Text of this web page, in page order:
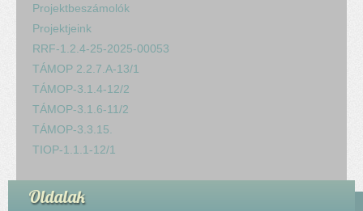
Projektbeszámolók
Projektjeink
RRF-1.2.4-25-2025-00053
TÁMOP 2.2.7.A-13/1
TÁMOP-3.1.4-12/2
TÁMOP-3.1.6-11/2
TÁMOP-3.3.15.
TIOP-1.1.1-12/1
Oldalak